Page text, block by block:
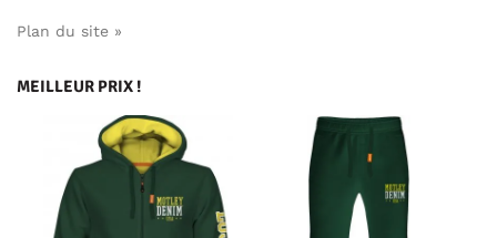
Plan du site »
MEILLEUR PRIX !